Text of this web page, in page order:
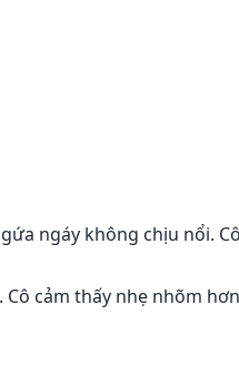
ngáy không chịu nổi.
cảm thấy nhẹ nhõm